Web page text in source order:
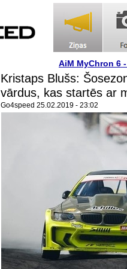
AiM MyChron 6
Kristaps Blušs:
vārdus, kas startēs ar
Go4speed 25.02.2019 - 23:02